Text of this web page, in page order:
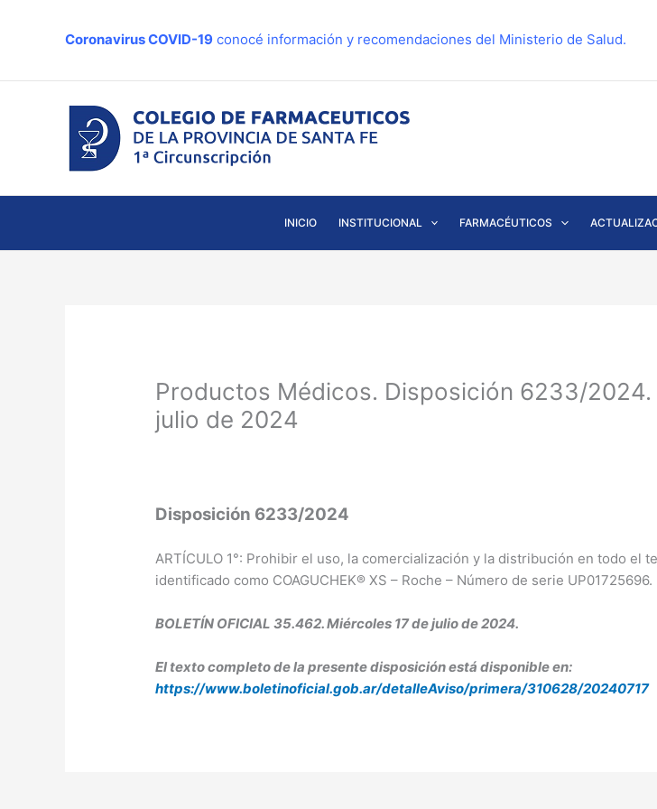
Coronavirus COVID-19 conocé información y recomendaciones del Ministerio de Salud.
INICIO INSTITUCIONAL FARMACÉUTICOS
Productos Médicos. Disposición 6233/2024.
julio de 2024
Disposición 6233/2024
ARTÍCULO 1°: Prohibir el uso, la comercialización y la distribución en todo el
identificado como COAGUCHEK® XS – Roche – Número de serie UP01725696.
BOLETÍN OFICIAL 35.462. Miércoles 17 de julio de 2024.
El texto completo de la presente disposición está disponible en:
https://www.boletinoficial.gob.ar/detalleAviso/primera/310628/20240717